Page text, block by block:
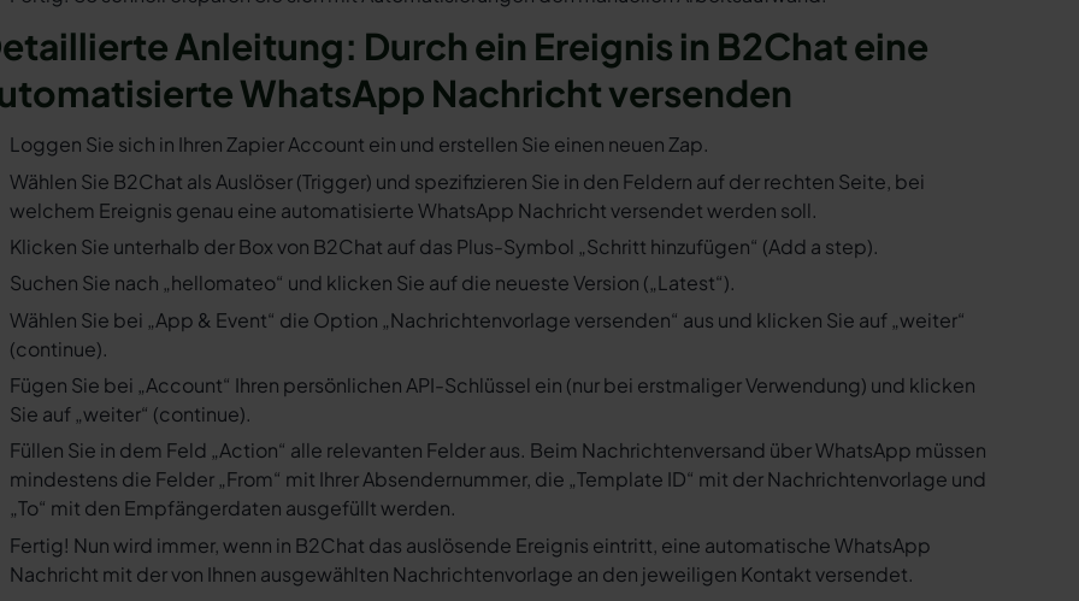
Anleitung: Durch ein Ereignis in B2Chat eine
WhatsApp Nachricht versenden
Loggen Sie sich in Ihren Zapier Account ein und erstellen Sie einen neuen Zap.
Wählen Sie B2Chat als Auslöser (Trigger) und spezifizieren Sie in den Feldern auf der rechten Seite, bei
welchem Ereignis genau eine automatisierte WhatsApp Nachricht versendet werden soll.
Klicken Sie unterhalb der Box von B2Chat auf das Plus-Symbol „Schritt hinzufügen“ (Add a step).
Suchen Sie nach „hellomateo“ und klicken Sie auf die neueste Version („Latest“).
Wählen Sie bei „App & Event“ die Option „Nachrichtenvorlage versenden“ aus und klicken Sie auf „weiter“
(continue).
Fügen Sie bei „Account“ Ihren persönlichen API-Schlüssel ein (nur bei erstmaliger Verwendung) und klicken
Sie auf „weiter“ (continue).
Füllen Sie in dem Feld „Action“ alle relevanten Felder aus. Beim Nachrichtenversand über WhatsApp müssen
mindestens die Felder „From“ mit Ihrer Absendernummer, die „Template ID“ mit der Nachrichtenvorlage und
„To“ mit den Empfängerdaten ausgefüllt werden.
Fertig! Nun wird immer, wenn in B2Chat das auslösende Ereignis eintritt, eine automatische WhatsApp
Nachricht mit der von Ihnen ausgewählten Nachrichtenvorlage an den jeweiligen Kontakt versendet.